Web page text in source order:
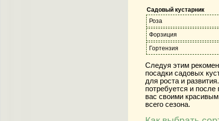
Садовый кустарник
Роза
Форзиция
Гортензия
Следуя этим
посадки садовых
для роста и
потребуется и
вас своими
всего сезона.